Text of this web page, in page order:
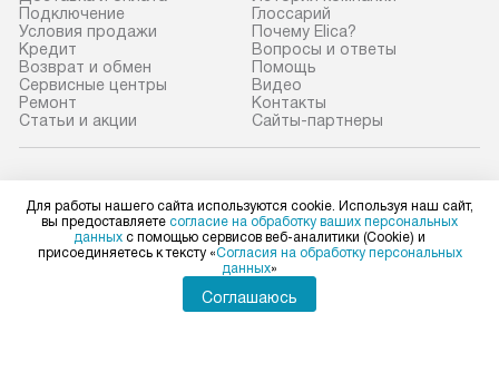
Подключение
Условия продажи
Кредит
Возврат и обмен
Сервисные центры
Ремонт
Статьи и акции
Глоссарий
Почему Elica?
Вопросы и ответы
Помощь
Видео
Контакты
Сайты-партнеры
Для физических лиц
shop@elicahome.ru
Для работы нашего сайта используются cookie. Используя наш сайт,
вы предоставляете согласие на обработку ваших персональных
данных с помощью сервисов веб-аналитики (Cookie) и
присоединяетесь к тексту «Согласия на обработку персональных
данных»
Соглашаюсь